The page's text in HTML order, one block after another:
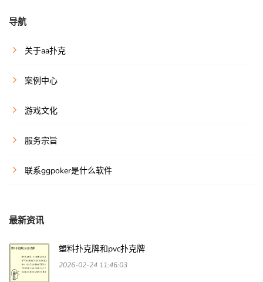
导航
关于aa扑克
案例中心
游戏文化
服务宗旨
联系ggpoker是什么软件
最新资讯
塑料扑克牌和pvc扑克牌
2026-02-24 11:46:03